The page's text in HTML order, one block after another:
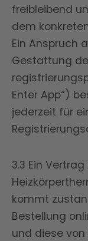
freibleibend
dem
Ein Anspruch
Gestattung
Enter App“)
jederzeit für
3.3 Ein
kommt
Bestellung
und diese